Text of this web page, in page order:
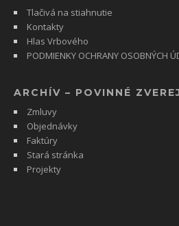
Tlačivá na stiahnutie
Kontakty
Hlas Vrbového
PODMIENKY OCHRANY OSOBNÝCH
ARCHÍV – POVINNÉ
Zmluvy
Objednávky
Faktúry
Stará stránka
Projekty